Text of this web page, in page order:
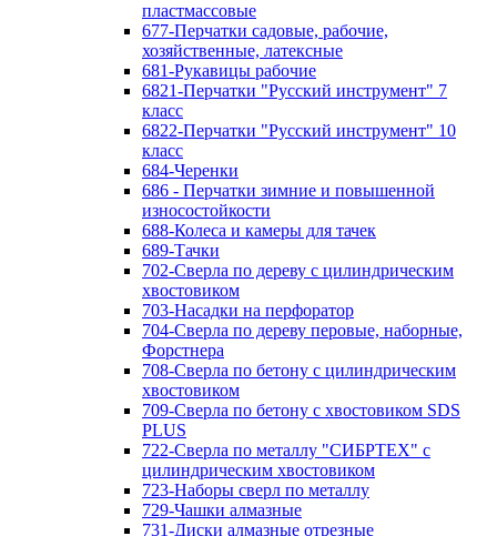
пластмассовые
677-Перчатки садовые, рабочие,
хозяйственные, латексные
681-Рукавицы рабочие
6821-Перчатки "Русский инструмент" 7
класс
6822-Перчатки "Русский инструмент" 10
класс
684-Черенки
686 - Перчатки зимние и повышенной
износостойкости
688-Колеса и камеры для тачек
689-Тачки
702-Сверла по дереву с цилиндрическим
хвостовиком
703-Насадки на перфоратор
704-Сверла по дереву перовые, наборные,
Форстнера
708-Сверла по бетону с цилиндрическим
хвостовиком
709-Сверла по бетону с хвостовиком SDS
PLUS
722-Сверла по металлу "СИБРТЕХ" с
цилиндрическим хвостовиком
723-Наборы сверл по металлу
729-Чашки алмазные
731-Диски алмазные отрезные